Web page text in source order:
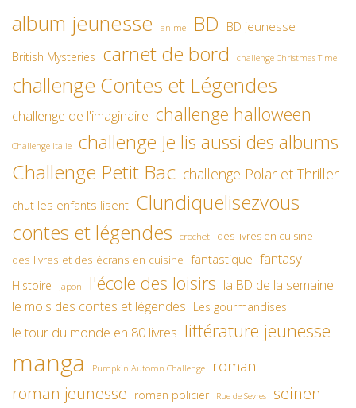
album jeunesse anime BD BD jeunesse
British Mysteries carnet de bord challenge Christmas Time
challenge Contes et Légendes
challenge de l'imaginaire challenge halloween
Challenge Italie challenge Je lis aussi des albums
Challenge Petit Bac challenge Polar et Thriller
chut les enfants lisent Clundiquelisezvous
contes et légendes
crochet
des livres en cuisine
des livres et des écrans en cuisine fantastique fantasy
Histoire Japon l'école des loisirs la BD de la semaine
le mois des contes et légendes Les gourmandises
le tour du monde en 80 livres littérature jeunesse
manga Pumpkin Automn Challenge roman
roman jeunesse roman policier Rue de Sevres seinen